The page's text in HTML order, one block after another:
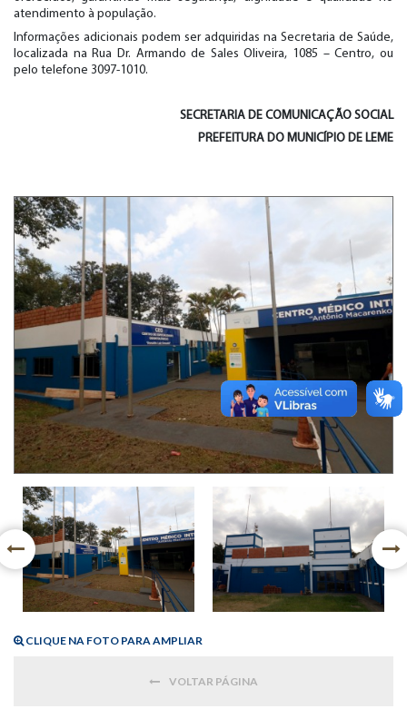
atendimento à população.
Informações adicionais podem ser adquiridas na Secretaria de Saúde,
localizada na Rua Dr. Armando de Sales Oliveira, 1085 – Centro, ou
pelo telefone 3097-1010.
SECRETARIA DE COMUNICAÇÃO SOCIAL
PREFEITURA DO MUNICÍPIO DE LEME
CLIQUE NA FOTO PARA AMPLIAR
VOLTAR PÁGINA